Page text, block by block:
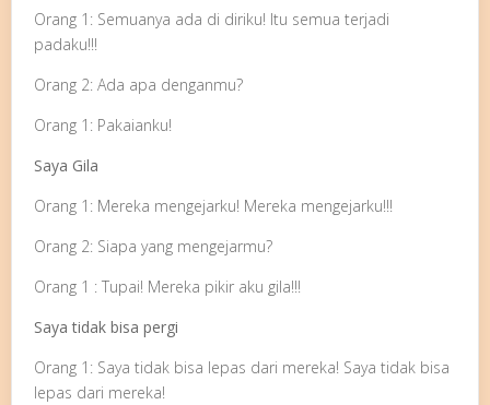
Orang 1: Semuanya ada di diriku! Itu semua terjadi
padaku!!!
Orang 2: Ada apa denganmu?
Orang 1: Pakaianku!
Saya Gila
Orang 1: Mereka mengejarku! Mereka mengejarku!!!
Orang 2: Siapa yang mengejarmu?
Orang 1 : Tupai! Mereka pikir aku gila!!!
Saya tidak bisa pergi
Orang 1: Saya tidak bisa lepas dari mereka! Saya tidak bisa
lepas dari mereka!